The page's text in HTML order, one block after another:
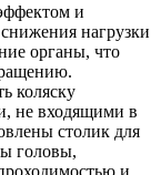
и
нагрузки
органы, что
коляску
не входящими в
столик для
головы,
и